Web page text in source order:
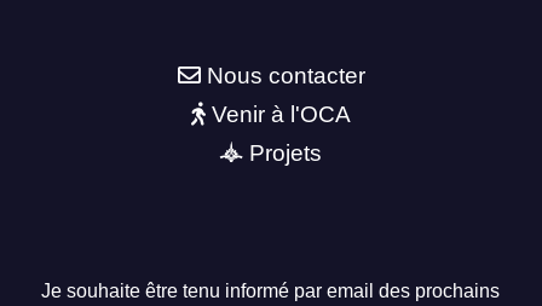
Nous contacter
Venir à l'OCA
Projets
Je souhaite être tenu informé par email des prochains